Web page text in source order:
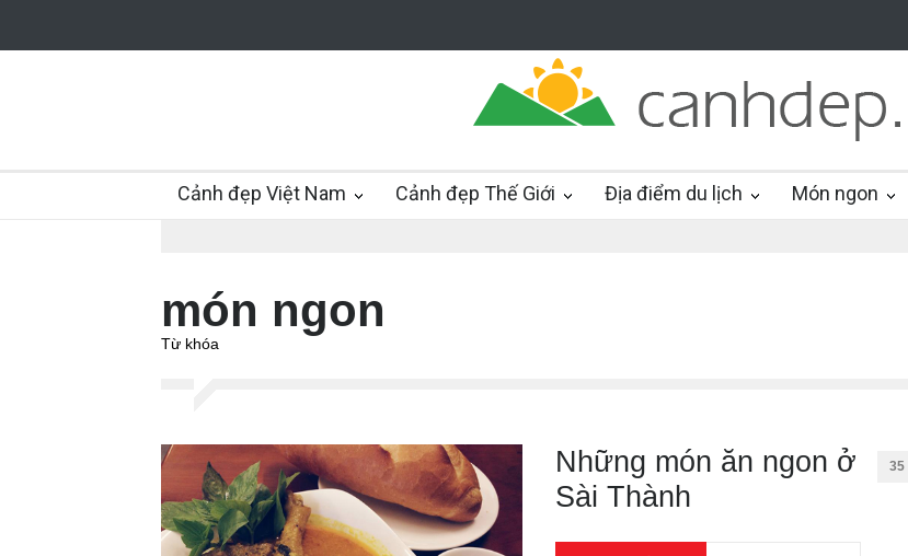
Cảnh đẹp Việt Nam Cảnh đẹp Thế Giới Địa điểm du lịch Món ngon
món ngon
Từ khóa
Những món ăn ngon ở
Sài Thành
35